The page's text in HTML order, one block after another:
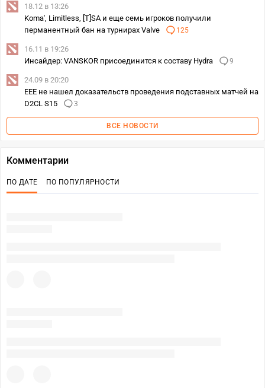
18.12 в 13:26
Koma', Limitless, [T]SA и еще семь игроков получили
перманентный бан на турнирах Valve
125
16.11 в 19:26
Инсайдер: VANSKOR присоединится к составу Hydra
9
24.09 в 20:20
EEE не нашел доказательств проведения подставных матчей на
D2CL S15
3
ВСЕ НОВОСТИ
Комментарии
ПО ДАТЕ ПО ПОПУЛЯРНОСТИ